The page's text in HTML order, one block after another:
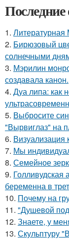
Последние
1. Литературная
2. Бирюзовый
солнечными
3. Мэрилин
создавала канон.
4. Дуа липа: как
5. Выбросите
"Вырвиглаз" на
6.
7. Мы
8. Семейное
9. Голливудская
беременна в
10. Почему на
11. "Душевой
12. Знаете, у
13. Скульптуру